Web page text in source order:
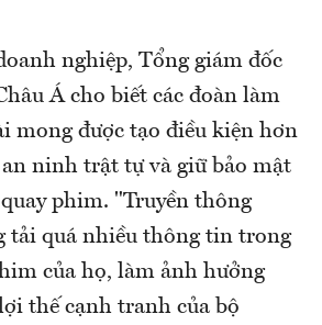
nghiệp, Tổng giám đốc
Á cho biết các đoàn làm
mong được tạo điều kiện hơn
ninh trật tự và giữ bảo mật
phim. "Truyền thông
tải quá nhiều thông tin trong
của họ, làm ảnh hưởng
thế cạnh tranh của bộ